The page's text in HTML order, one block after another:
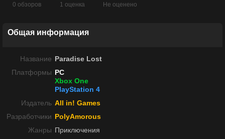
0 обзоров 1 оценка Не оценено
Общая информация
Название Paradise Lost
Платформы PC
Xbox One
PlayStation 4
Издатель All in! Games
Разработчики PolyAmorous
Жанры Приключения